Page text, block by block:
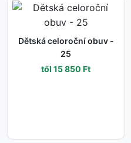
Dětská celoroční obuv -
25
től 15 850 Ft